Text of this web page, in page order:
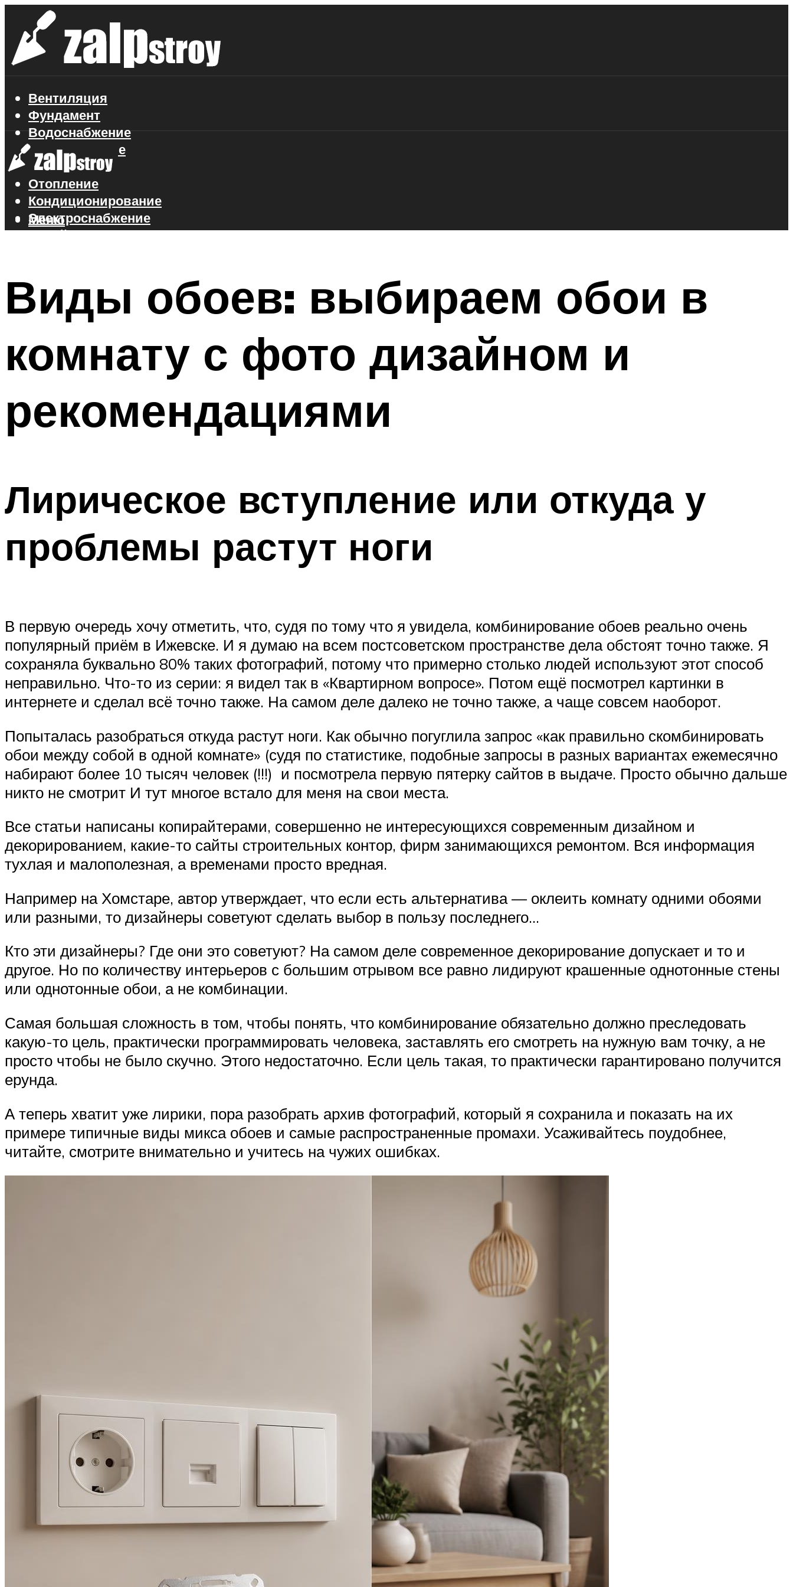
Вентиляция
Фундамент
Водоснабжение
Газоснабжение
Канализация
Отопление
Кондиционирование
Электроснабжение
Стройматериалы
Меню
Виды обоев: выбираем обои в
комнату с фото дизайном и
рекомендациями
Лирическое вступление или откуда у
проблемы растут ноги
В первую очередь хочу отметить, что, судя по тому что я увидела, комбинирование обоев реально очень
популярный приём в Ижевске. И я думаю на всем постсоветском пространстве дела обстоят точно также. Я
сохраняла буквально 80% таких фотографий, потому что примерно столько людей используют этот способ
неправильно. Что-то из серии: я видел так в «Квартирном вопросе». Потом ещё посмотрел картинки в
интернете и сделал всё точно также. На самом деле далеко не точно также, а чаще совсем наоборот.
Попыталась разобраться откуда растут ноги. Как обычно погуглила запрос «как правильно скомбинировать
обои между собой в одной комнате» (судя по статистике, подобные запросы в разных вариантах ежемесячно
набирают более 10 тысяч человек (!!!) и посмотрела первую пятерку сайтов в выдаче. Просто обычно дальше
никто не смотрит И тут многое встало для меня на свои места.
Все статьи написаны копирайтерами, совершенно не интересующихся современным дизайном и
декорированием, какие-то сайты строительных контор, фирм занимающихся ремонтом. Вся информация
тухлая и малополезная, а временами просто вредная.
Например на Хомстаре, автор утверждает, что если есть альтернатива — оклеить комнату одними обоями
или разными, то дизайнеры советуют сделать выбор в пользу последнего…
Кто эти дизайнеры? Где они это советуют? На самом деле современное декорирование допускает и то и
другое. Но по количеству интерьеров с большим отрывом все равно лидируют крашенные однотонные стены
или однотонные обои, а не комбинации.
Самая большая сложность в том, чтобы понять, что комбинирование обязательно должно преследовать
какую-то цель, практически программировать человека, заставлять его смотреть на нужную вам точку, а не
просто чтобы не было скучно. Этого недостаточно. Если цель такая, то практически гарантировано получится
ерунда.
А теперь хватит уже лирики, пора разобрать архив фотографий, который я сохранила и показать на их
примере типичные виды микса обоев и самые распространенные промахи. Усаживайтесь поудобнее,
читайте, смотрите внимательно и учитесь на чужих ошибках.